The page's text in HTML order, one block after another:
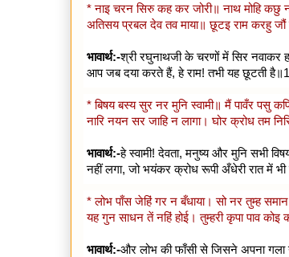
* नाइ चरन सिरु कह कर जोरी॥ नाथ मोहि कछु
अतिसय प्रबल देव तव माया॥ छूटइ राम करहु जौं
भावार्थ:-श्री रघुनाथजी के चरणों में सिर नवाकर
आप जब दया करते हैं, हे राम! तभी यह छूटती
* बिषय बस्य सुर नर मुनि स्वामी॥ मैं पावँर पसु
नारि नयन सर जाहि न लागा। घोर क्रोध तम
भावार्थ:-हे स्वामी! देवता, मनुष्य और मुनि सभी
नहीं लगा, जो भयंकर क्रोध रूपी अँधेरी रात में भी
* लोभ पाँस जेहिं गर न बँधाया। सो नर तुम्ह समान
यह गुन साधन तें नहिं होई। तुम्हरी कृपा पाव कोइ
भावार्थ:-और लोभ की फाँसी से जिसने अपना गला